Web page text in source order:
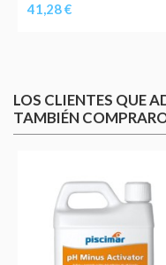
41,28 €
LOS CLIENTES QUE
TAMBIÉN